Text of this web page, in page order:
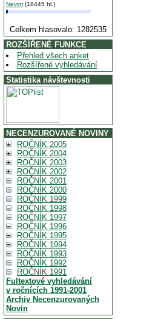
Nevim (18445 hl.)
Celkem hlasovalo: 1282535
ROZŠÍŘENÉ FUNKCE
Přehled všech anket
Rozšířené vyhledávání
Statistika návštevnosti
NECENZUROVANÉ NOVINY
ROČNÍK 2005
ROČNÍK 2004
ROČNÍK 2003
ROČNÍK 2002
ROČNÍK 2001
ROČNÍK 2000
ROČNÍK 1999
ROČNÍK 1998
ROČNÍK 1997
ROČNÍK 1996
ROČNÍK 1995
ROČNÍK 1994
ROČNÍK 1993
ROČNÍK 1992
ROČNÍK 1991
Fultextové vyhledávání
v ročnících 1991-2001
Archiv Necenzurovaných
Novin